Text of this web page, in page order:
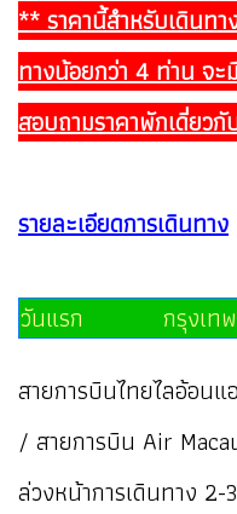
** ราคานี้สำหรับเดินท
ทางน้อยกว่า 4 ท่าน จะ
สอบถามราคาพักเดี่ยวกั
รายละเอียดการเดินทาง
วันแรก กรุงเทพ-ม
สายการบินไทยไลอ้อน
/ สายการบิน Air
ล่วงหน้าการเดินทาง 2-